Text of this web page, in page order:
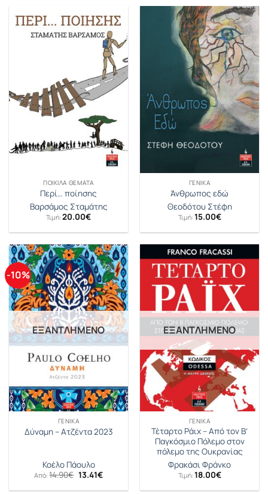
13.32€.
ΠΟΙΚΊΛΑ ΘΈΜΑΤΑ
Περί… ποίησης
Βαρσάμος Σταμάτης
Τιμή: 20.00€
ΓΕΝΙΚΆ
Άνθρωπος εδώ
Θεοδότου Στέφη
Τιμή: 15.00€
-10%
ΕΞΑΝΤΛΗΜΈΝΟ
ΓΕΝΙΚΆ
Δύναμη – Ατζέντα 2023
Κοέλο Πάουλο
Από:14.90€ Original
was:
13.41€Η
τιμή
ΕΞΑΝΤΛΗΜΈΝΟ
ΓΕΝΙΚΆ
Τέταρτο Ράιχ – Από τον Β’
Παγκόσμιο Πόλεμο στον
πόλεμο της Ουκρανίας
Φρακάσι Φράνκο
Τιμή: 18.00€